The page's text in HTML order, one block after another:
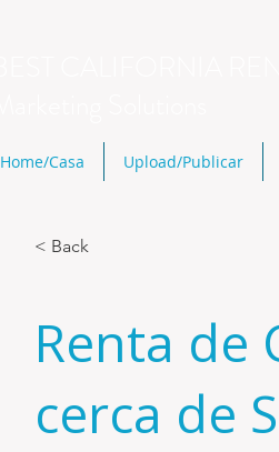
Home/Casa Upload/Publicar
< Back
Renta de
cerca de